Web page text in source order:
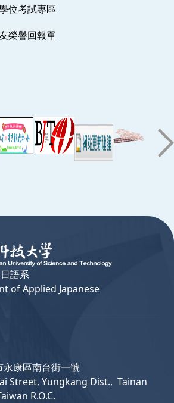
位考試專區
榮譽回報單
語系
of Applied Japanese
永康區南台街一號
Street, Yungkang Dist.,  Tainan
R.O.C.